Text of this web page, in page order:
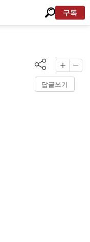
구독
답글쓰기